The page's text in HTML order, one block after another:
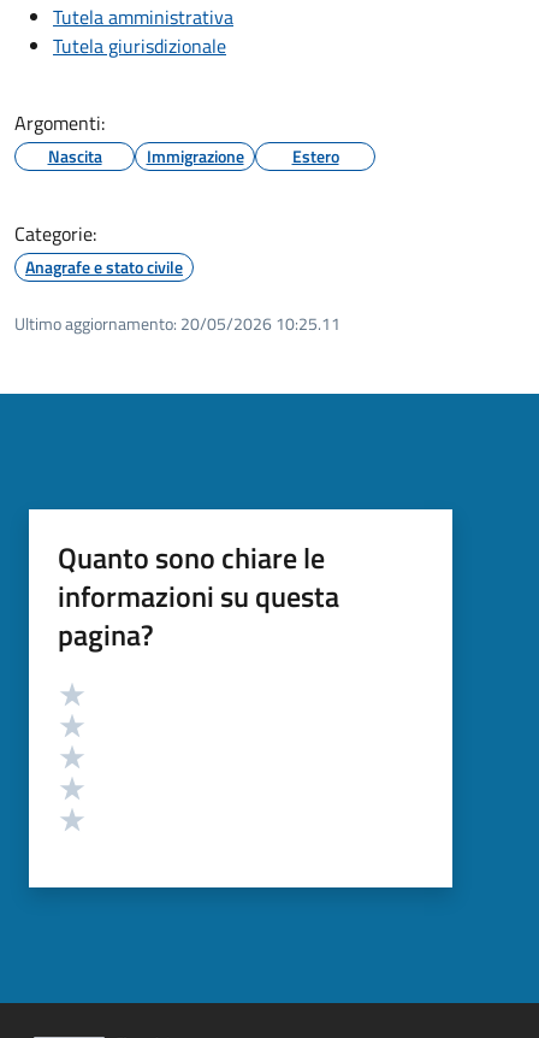
Tutela amministrativa
Tutela giurisdizionale
Argomenti:
Nascita Immigrazione Estero
Categorie:
Anagrafe e stato civile
Ultimo aggiornamento: 20/05/2026 10:25.11
Quanto sono chiare le
informazioni su questa
pagina?
Valutazione